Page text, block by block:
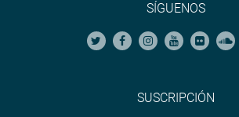
SÍGUENOS
SUSCRIPCIÓN